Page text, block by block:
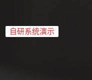
自研系统演示